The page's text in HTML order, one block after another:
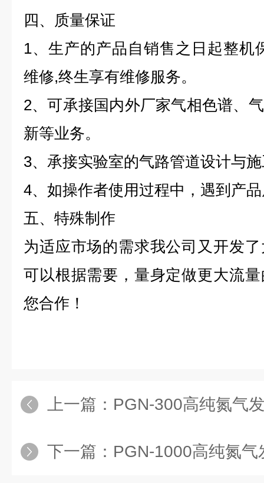
四、质量保证
1、生产的产品自销售之日起整机
维修,终生享有维修服务。
2、可承接国内外厂家气相色谱、
新等业务。
3、承接实验室的气路管道设计与
4、如操作者使用过程中，遇到产
五、特殊制作
为适应市场的需求我公司又开发
可以根据需要，量身定做更大流
您合作！
上一篇： PGN-300高纯氮气
下一篇： PGN-1000高纯氮气